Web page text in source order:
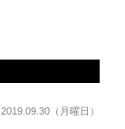
2019.09.30（月曜日）